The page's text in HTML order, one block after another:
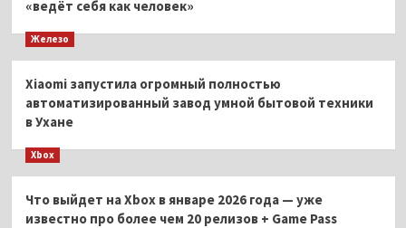
«ведёт себя как человек»
Железо
Xiaomi запустила огромный полностью
автоматизированный завод умной бытовой техники
в Ухане
Xbox
Что выйдет на Xbox в январе 2026 года — уже
известно про более чем 20 релизов + Game Pass